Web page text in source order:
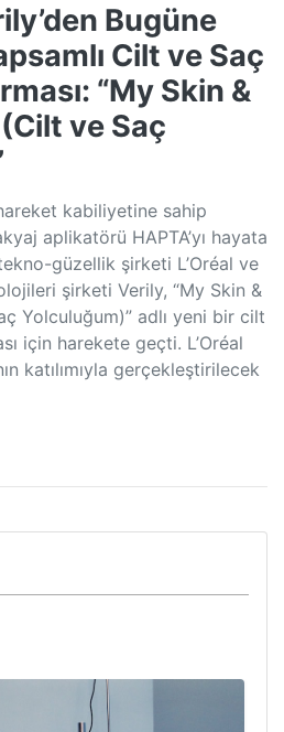
Bugüne
Cilt ve Saç
“My Skin &
ve Saç
kabiliyetine sahip
aplikatörü HAPTA’yı hayata
güzellik şirketi L’Oréal ve
şirketi Verily, “My Skin &
Yolculuğum)” adlı yeni bir cilt
için harekete geçti. L’Oréal
katılımıyla gerçekleştirilecek